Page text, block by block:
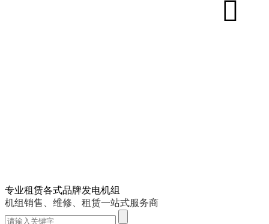
专业租赁各式品牌发电机组
机组销售、维修、租赁一站式服务商